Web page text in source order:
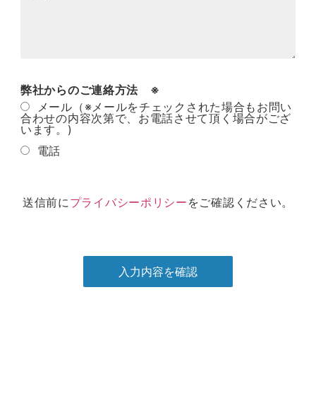
弊社からのご連絡方法 ※
メール（※メールをチェックされた場合もお問い
合わせの内容次第で、お電話させて頂く場合がござ
います。)
電話
送信前に プライバシーポリシー をご確認ください。